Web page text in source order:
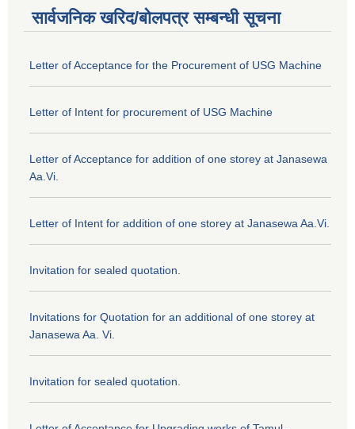
सार्वजनिक खरिद/बोलपत्र सम्बन्धी सूचना
Letter of Acceptance for the Procurement of USG Machine
Letter of Intent for procurement of USG Machine
Letter of Acceptance for addition of one storey at Janasewa
Aa.Vi.
Letter of Intent for addition of one storey at Janasewa Aa.Vi.
Invitation for sealed quotation.
Invitations for Quotation for an additional of one storey at
Janasewa Aa. Vi.
Invitation for sealed quotation.